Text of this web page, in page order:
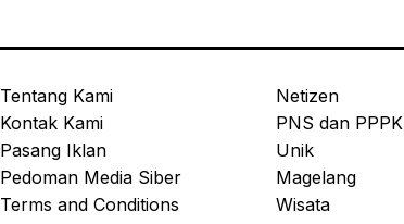
Tentang Kami
Kontak Kami
Pasang Iklan
Pedoman Media Siber
Terms and Conditions
Netizen
PNS dan PPPK
Unik
Magelang
Wisata